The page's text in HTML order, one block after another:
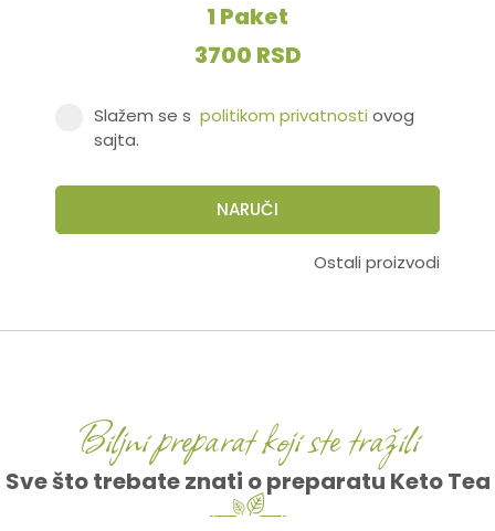
1 Paket
3700 RSD
Slažem se s politikom privatnosti ovog
sajta.
NARUČI
Ostali proizvodi
Biljni preparat koji ste tražili
Sve što trebate znati o preparatu Keto Tea